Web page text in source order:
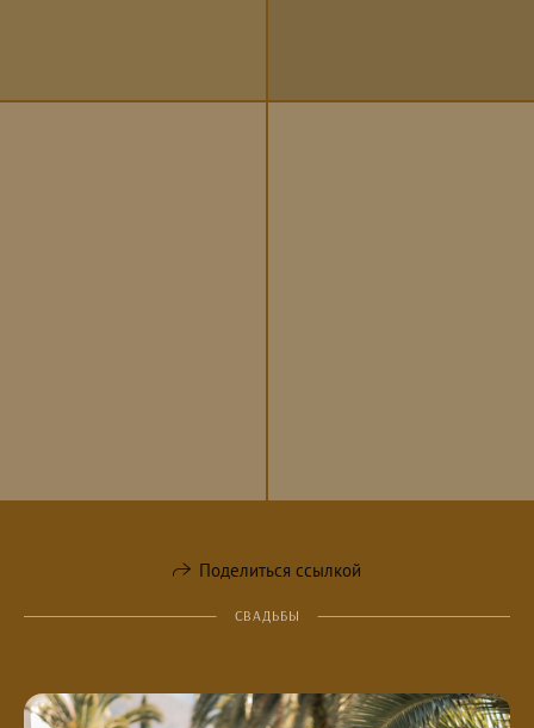
Поделиться ссылкой
СВАДЬБЫ